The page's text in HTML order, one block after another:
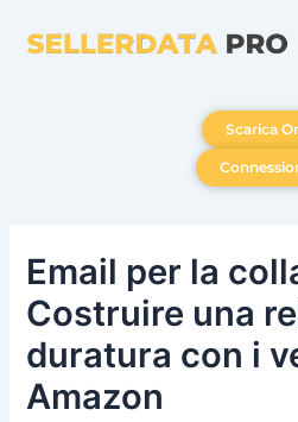
Scarica
Email per la
Costruire una
duratura con i
Amazon